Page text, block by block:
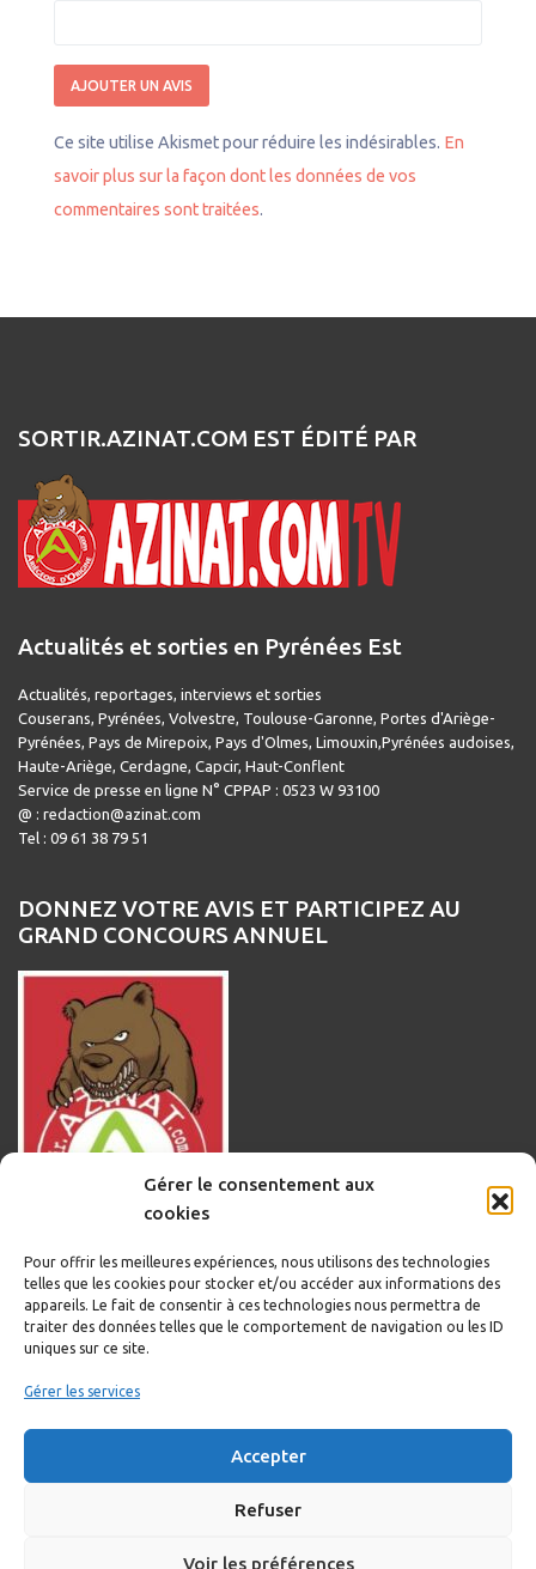
Gérer le consentement aux
cookies
Pour offrir les meilleures expériences, nous utilisons des technologies
telles que les cookies pour stocker et/ou accéder aux informations des
appareils. Le fait de consentir à ces technologies nous permettra de
traiter des données telles que le comportement de navigation ou les ID
uniques sur ce site.
Gérer les services
Accepter
Refuser
Voir les préférences
Ce site utilise Akismet pour réduire les indésirables. En
savoir plus sur la façon dont les données de vos
commentaires sont traitées.
SORTIR.AZINAT.COM EST ÉDITÉ PAR
Actualités et sorties en Pyrénées Est
Actualités, reportages, interviews et sorties
Couserans, Pyrénées, Volvestre, Toulouse-Garonne, Portes d'Ariège-
Pyrénées, Pays de Mirepoix, Pays d'Olmes, Limouxin,Pyrénées audoises,
Haute-Ariège, Cerdagne, Capcir, Haut-Conflent
Service de presse en ligne N° CPPAP : 0523 W 93100
@ : redaction@azinat.com
Tel : 09 61 38 79 51
DONNEZ VOTRE AVIS ET PARTICIPEZ AU
GRAND CONCOURS ANNUEL
Informations légales
Politique de cookies